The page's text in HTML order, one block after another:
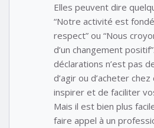
Elles peuvent dire
“Notre activité est
respect” ou “Nous
d’un changement
déclarations n’est pas
d’agir ou d’acheter
inspirer et de faciliter
Mais il est bien plus
faire appel à un